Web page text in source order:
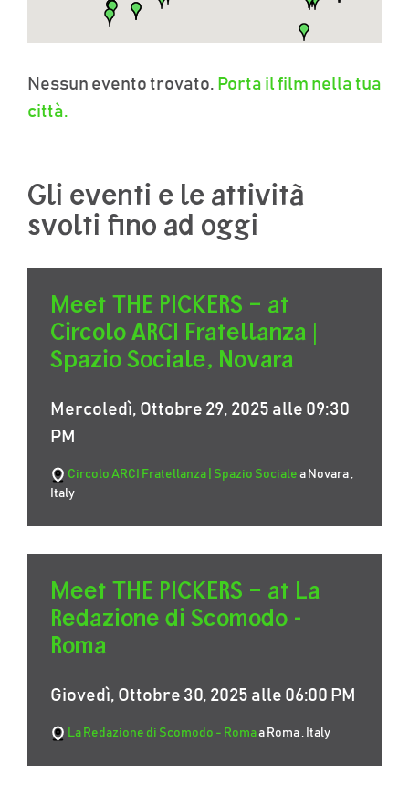
Nessun evento trovato. Porta il film nella tua
città.
Gli eventi e le attività
svolti fino ad oggi
Meet THE PICKERS – at
Circolo ARCI Fratellanza |
Spazio Sociale, Novara
Mercoledì, Ottobre 29, 2025 alle 09:30
PM
Circolo ARCI Fratellanza | Spazio Sociale a Novara ,
Italy
Meet THE PICKERS – at La
Redazione di Scomodo -
Roma
Giovedì, Ottobre 30, 2025 alle 06:00 PM
La Redazione di Scomodo - Romaa Roma , Italy